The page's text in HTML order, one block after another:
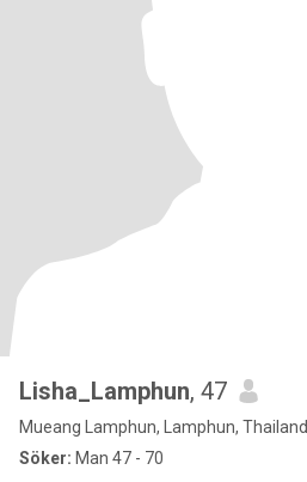
Lisha_Lamphun, 47
Mueang Lamphun, Lamphun, Thailand
Söker: Man 47 - 70